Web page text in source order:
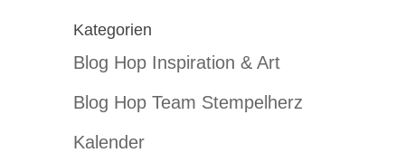
Kategorien
Blog Hop Inspiration & Art
Blog Hop Team Stempelherz
Kalender